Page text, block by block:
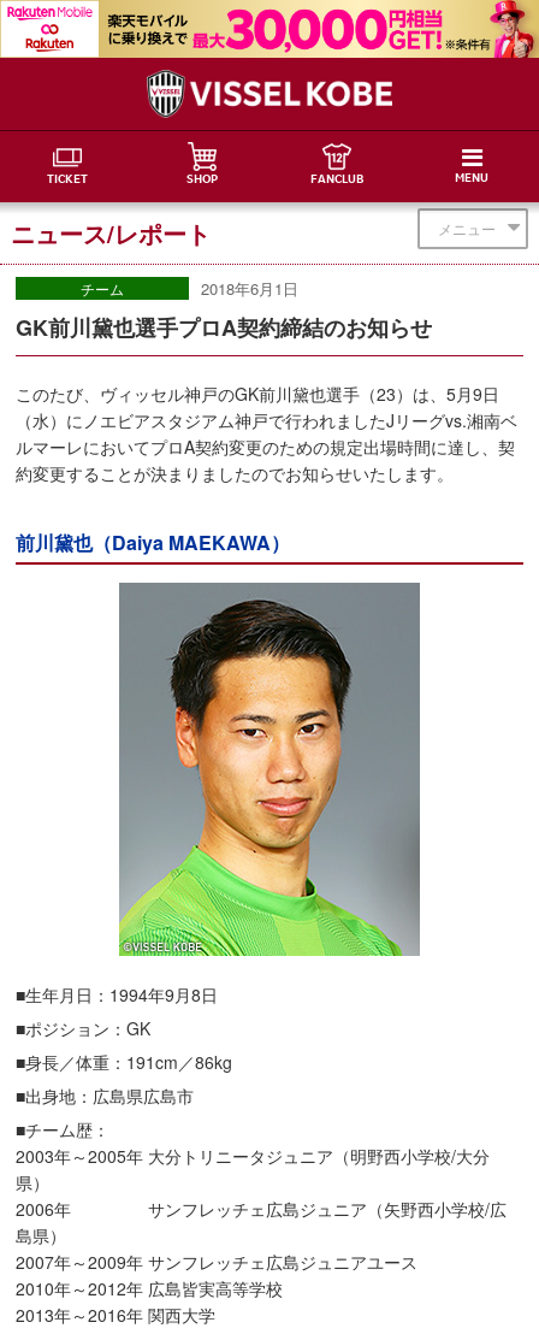
TICKET SHOP FANCLUB MENU
メニュー
ニュース/レポート
チーム 2018年6月1日
GK前川黛也選手プロA契約締結のお知らせ
このたび、ヴィッセル神戸のGK前川黛也選手（23）は、5月9日
（水）にノエビアスタジアム神戸で行われましたJリーグvs.湘南ベ
ルマーレにおいてプロA契約変更のための規定出場時間に達し、契
約変更することが決まりましたのでお知らせいたします。
前川黛也（Daiya MAEKAWA）
■生年月日：1994年9月8日
■ポジション：GK
■身長／体重：191cm／86kg
■出身地：広島県広島市
■チーム歴：
2003年～2005年 大分トリニータジュニア（明野西小学校/大分
県）
2006年 サンフレッチェ広島ジュニア（矢野西小学校/広
島県）
2007年～2009年 サンフレッチェ広島ジュニアユース
2010年～2012年 広島皆実高等学校
2013年～2016年 関西大学